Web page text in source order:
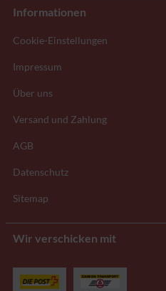
Informationen
Cookie-Einstellungen
Impressum
Über uns
Versand und Zahlung
AGB
Datenschutz
Sitemap
Wir verschicken mit